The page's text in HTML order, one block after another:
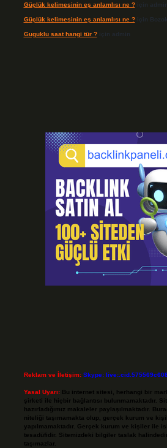
Güçlük kelimesinin eş anlamlısı ne ?için admin
Güçlük kelimesinin eş anlamlısı ne ?için Bozok
Guguklu saat hangi tür ?için admin
Reklam ve İletişim: Skype:
Yasal Uyarı: Bu internet sitesi, herhangi bir
şirketi ile hiçbir bağlantısı bulunmamaktadır.
hazırladığımız makaleler paylaşılmaktadır.
niteliği taşımamakta olup, gerçek kurum ve
yapılmamaktadır. Gerçek kurum ve kişiler ile
tesadüfidir. Sitemizdeki bilgiler taslak
taşımazlar.